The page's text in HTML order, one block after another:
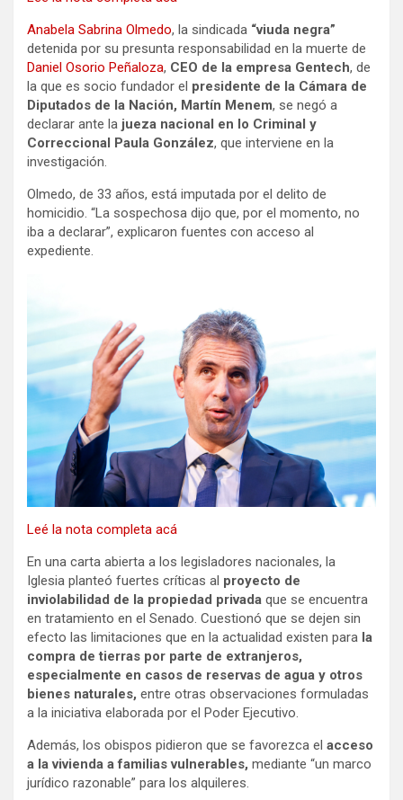
Anabela Sabrina Olmedo, la sindicada “viuda negra”
detenida por su presunta responsabilidad en la muerte de
Daniel Osorio Peñaloza, CEO de la empresa Gentech, de
la que es socio fundador el presidente de la Cámara de
Diputados de la Nación, Martín Menem, se negó a
declarar ante la jueza nacional en lo Criminal y
Correccional Paula González, que interviene en la
investigación.
Olmedo, de 33 años, está imputada por el delito de
homicidio. “La sospechosa dijo que, por el momento, no
iba a declarar”, explicaron fuentes con acceso al
expediente.
Leé la nota completa acá
En una carta abierta a los legisladores nacionales, la
Iglesia planteó fuertes críticas al proyecto de
inviolabilidad de la propiedad privada que se encuentra
en tratamiento en el Senado. Cuestionó que se dejen sin
efecto las limitaciones que en la actualidad existen para la
compra de tierras por parte de extranjeros,
especialmente en casos de reservas de agua y otros
bienes naturales, entre otras observaciones formuladas
a la iniciativa elaborada por el Poder Ejecutivo.
Además, los obispos pidieron que se favorezca el acceso
a la vivienda a familias vulnerables, mediante “un marco
jurídico razonable” para los alquileres.